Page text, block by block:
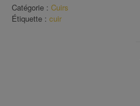
CUIR
Dorées
Catégorie : Cuirs
Étiquette : cuir